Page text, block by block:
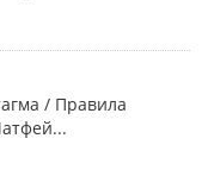
/ Правила